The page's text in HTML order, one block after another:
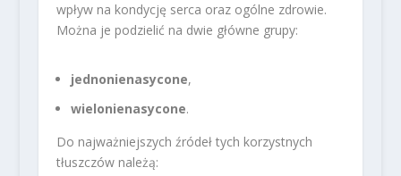
wpływ na kondycję serca oraz ogólne zdrowie.
Można je podzielić na dwie główne grupy:
jednonienasycone,
wielonienasycone.
Do najważniejszych źródeł tych korzystnych
tłuszczów należą: